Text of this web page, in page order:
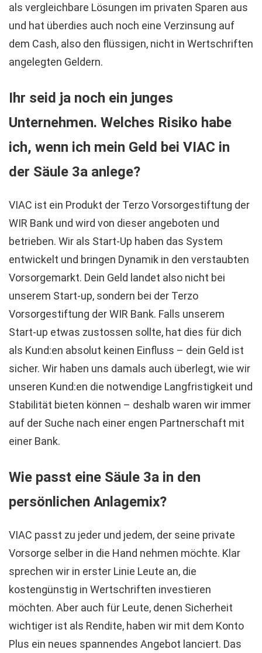
als vergleichbare Lösungen im privaten Sparen aus
und hat überdies auch noch eine Verzinsung auf
dem Cash, also den flüssigen, nicht in Wertschriften
angelegten Geldern.
Ihr seid ja noch ein junges
Unternehmen. Welches Risiko habe
ich, wenn ich mein Geld bei VIAC in
der Säule 3a anlege?
VIAC ist ein Produkt der Terzo Vorsorgestiftung der
WIR Bank und wird von dieser angeboten und
betrieben. Wir als Start-Up haben das System
entwickelt und bringen Dynamik in den verstaubten
Vorsorgemarkt. Dein Geld landet also nicht bei
unserem Start-up, sondern bei der Terzo
Vorsorgestiftung der WIR Bank. Falls unserem
Start-up etwas zustossen sollte, hat dies für dich
als Kund:en absolut keinen Einfluss – dein Geld ist
sicher. Wir haben uns damals auch überlegt, wie wir
unseren Kund:en die notwendige Langfristigkeit und
Stabilität bieten können – deshalb waren wir immer
auf der Suche nach einer engen Partnerschaft mit
einer Bank.
Wie passt eine Säule 3a in den
persönlichen Anlagemix?
VIAC passt zu jeder und jedem, der seine private
Vorsorge selber in die Hand nehmen möchte. Klar
sprechen wir in erster Linie Leute an, die
kostengünstig in Wertschriften investieren
möchten. Aber auch für Leute, denen Sicherheit
wichtiger ist als Rendite, haben wir mit dem Konto
Plus ein neues spannendes Angebot lanciert. Das